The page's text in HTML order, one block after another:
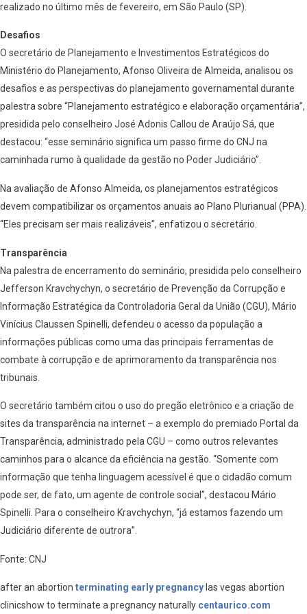
realizado no último mês de fevereiro, em São Paulo (SP).
Desafios
O secretário de Planejamento e Investimentos Estratégicos do
Ministério do Planejamento, Afonso Oliveira de Almeida, analisou os
desafios e as perspectivas do planejamento governamental durante
palestra sobre “Planejamento estratégico e elaboração orçamentária”,
presidida pelo conselheiro José Adonis Callou de Araújo Sá, que
destacou: “esse seminário significa um passo firme do CNJ na
caminhada rumo à qualidade da gestão no Poder Judiciário”.
Na avaliação de Afonso Almeida, os planejamentos estratégicos
devem compatibilizar os orçamentos anuais ao Plano Plurianual (PPA).
“Eles precisam ser mais realizáveis”, enfatizou o secretário.
Transparência
Na palestra de encerramento do seminário, presidida pelo conselheiro
Jefferson Kravchychyn, o secretário de Prevenção da Corrupção e
Informação Estratégica da Controladoria Geral da União (CGU), Mário
Vinícius Claussen Spinelli, defendeu o acesso da população a
informações públicas como uma das principais ferramentas de
combate à corrupção e de aprimoramento da transparência nos
tribunais.
O secretário também citou o uso do pregão eletrônico e a criação de
sites da transparência na internet – a exemplo do premiado Portal da
Transparência, administrado pela CGU – como outros relevantes
caminhos para o alcance da eficiência na gestão. “Somente com
informação que tenha linguagem acessível é que o cidadão comum
pode ser, de fato, um agente de controle social”, destacou Mário
Spinelli. Para o conselheiro Kravchychyn, “já estamos fazendo um
Judiciário diferente de outrora”.
Fonte: CNJ
after an abortion terminating early pregnancy las vegas abortion
clinicshow to terminate a pregnancy naturally centaurico.com